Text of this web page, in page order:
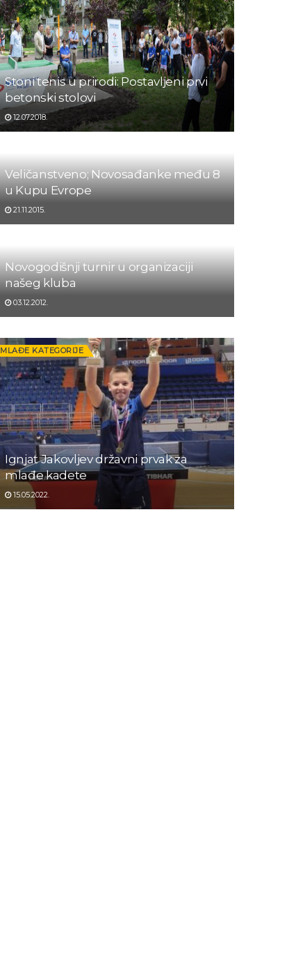
Stoni tenis u prirodi: Postavljeni prvi
betonski stolovi
12.07.2018.
Veličanstveno; Novosađanke među 8
u Kupu Evrope
21.11.2015.
Novogodišnji turnir u organizaciji
našeg kluba
03.12.2012.
MLAĐE KATEGORIJE
Ignjat Jakovljev državni prvak za
mlađe kadete
15.05.2022.